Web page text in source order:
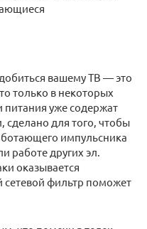
вашему ТВ — это
только в некоторых
питания уже содержат
сделано для того, чтобы
импульсника
работе других эл.
оказывается
сетевой фильтр поможет